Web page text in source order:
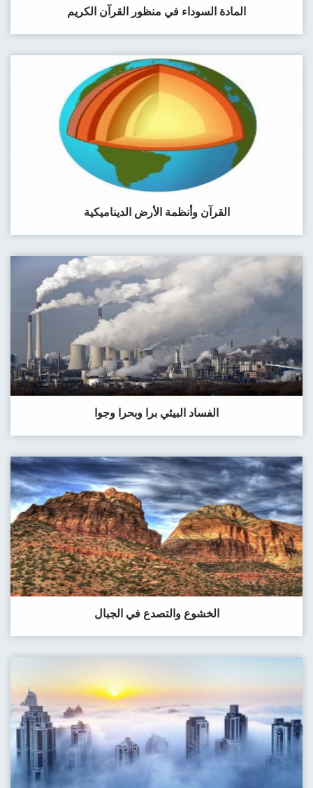
المادة السوداء في منظور القرآن الكريم
القرآن وأنظمة الأرض الديناميكية
الفساد البيئي برا وبحرا وجوا
الخشوع والتصدع في الجبال